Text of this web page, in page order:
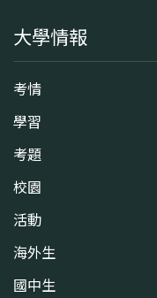
大學情報
考情
學習
考題
校園
活動
海外生
國中生